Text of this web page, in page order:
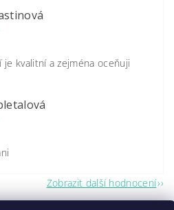
kvalitní a zejména oceňuji
Zobrazit další hodnocení